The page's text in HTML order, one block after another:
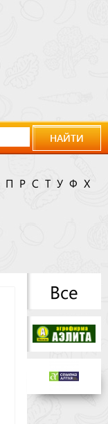
НАЙТИ
П Р С Т У Ф
Х
Все